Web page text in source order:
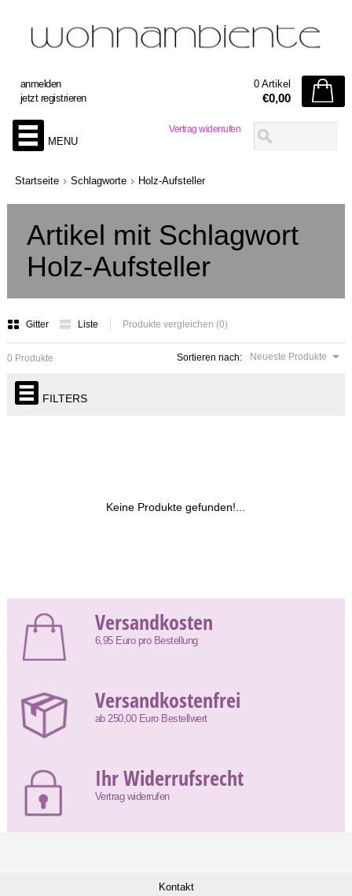
Vertrag widerrufen
anmelden
jetzt registrieren
0 Artikel
€0,00
MENU
Startseite Schlagworte Holz-Aufsteller
Artikel mit Schlagwort
Holz-Aufsteller
Gitter Liste Produkte vergleichen (0)
Sortieren nach: Neueste Produkte
0 Produkte
FILTERS
Keine Produkte gefunden!...
Versandkosten
6,95 Euro pro Bestellung
Versandkostenfrei
ab 250,00 Euro Bestellwert
Ihr Widerrufsrecht
Vertrag widerrufen
Kontakt